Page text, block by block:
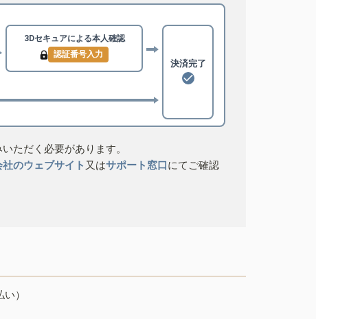
3Dセキュアによる本人確認
認証番号入力
決済完了
ただく必要があります。
のウェブサイト 又はサポート窓口にてご確認
）